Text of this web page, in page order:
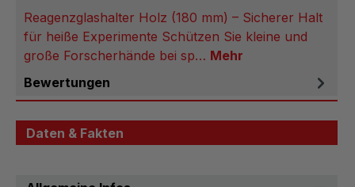
Reagenzglashalter Holz (180 mm) – Sicherer Halt
für heiße Experimente Schützen Sie kleine und
große Forscherhände bei sp… Mehr
Bewertungen
Daten & Fakten